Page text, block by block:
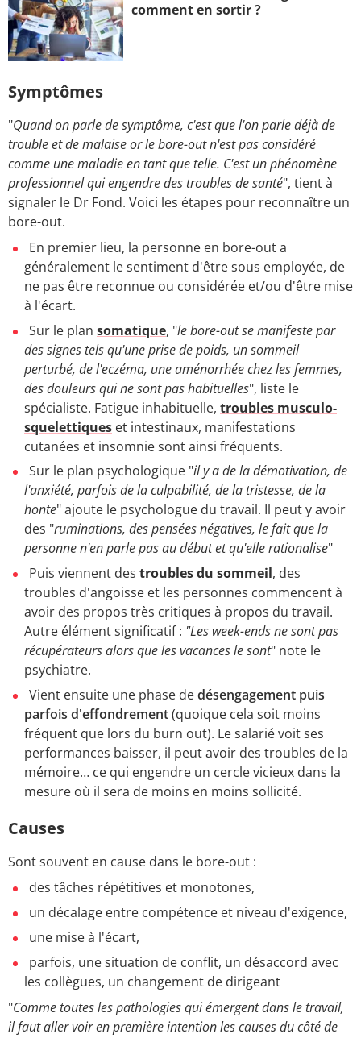
comment en sortir ?
Symptômes
"Quand on parle de symptôme, c'est que l'on parle déjà de
trouble et de malaise or le bore-out n'est pas considéré
comme une maladie en tant que telle. C'est un phénomène
professionnel qui engendre des troubles de santé", tient à
signaler le Dr Fond. Voici les étapes pour reconnaître un
bore-out.
En premier lieu, la personne en bore-out a
généralement le sentiment d'être sous employée, de
ne pas être reconnue ou considérée et/ou d'être mise
à l'écart.
Sur le plan somatique, "le bore-out se manifeste par
des signes tels qu'une prise de poids, un sommeil
perturbé, de l'eczéma, une aménorrhée chez les femmes,
des douleurs qui ne sont pas habituelles", liste le
spécialiste. Fatigue inhabituelle, troubles musculo-
squelettiques et intestinaux, manifestations
cutanées et insomnie sont ainsi fréquents.
Sur le plan psychologique "il y a de la démotivation, de
l'anxiété, parfois de la culpabilité, de la tristesse, de la
honte" ajoute le psychologue du travail. Il peut y avoir
des "ruminations, des pensées négatives, le fait que la
personne n'en parle pas au début et qu'elle rationalise"
Puis viennent des troubles du sommeil, des
troubles d'angoisse et les personnes commencent à
avoir des propos très critiques à propos du travail.
Autre élément significatif : "Les week-ends ne sont pas
récupérateurs alors que les vacances le sont" note le
psychiatre.
Vient ensuite une phase dedésengagement puis
parfois d'effondrement(quoique cela soit moins
fréquent que lors du burn out). Le salarié voit ses
performances baisser, il peut avoir des troubles de la
mémoire… ce qui engendre un cercle vicieux dans la
mesure où il sera de moins en moins sollicité.
Causes
Sont souvent en cause dans le bore-out :
des tâches répétitives et monotones,
un décalage entre compétence et niveau d'exigence,
une mise à l'écart,
parfois, une situation de conflit, un désaccord avec
les collègues, un changement de dirigeant
"Comme toutes les pathologies qui émergent dans le travail,
il faut aller voir en première intention les causes du côté de